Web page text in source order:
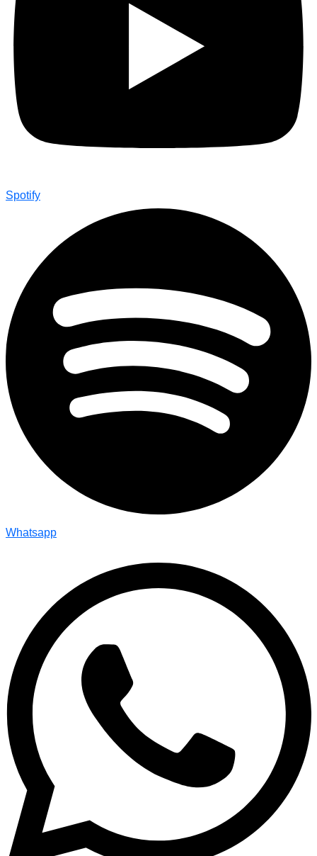
Spotify
Whatsapp